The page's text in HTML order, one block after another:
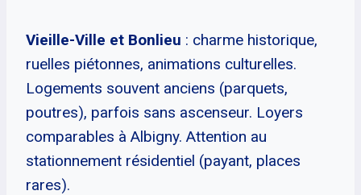
Vieille-Ville et Bonlieu : charme historique,
ruelles piétonnes, animations culturelles.
Logements souvent anciens (parquets,
poutres), parfois sans ascenseur. Loyers
comparables à Albigny. Attention au
stationnement résidentiel (payant, places
rares).